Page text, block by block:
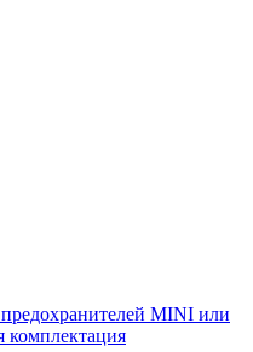
MINI или
комплектация